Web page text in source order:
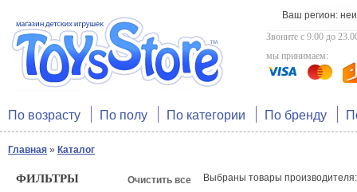
Ваш регион:
Звоните с 9.00 до
мы принимаем:
По возрасту По полу По категории По бренду
Главная » Каталог
Очистить все
ФИЛЬТРЫ Выбраны товары